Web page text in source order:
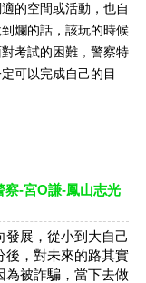
的空間或活動，也自
爛的話，該玩的時候
考試的困難，警察特
可以完成自己的目
察-宮O謙-鳳山志光
發展，從小到大自己
後，對未來的路其實
為被詐騙，當下去做